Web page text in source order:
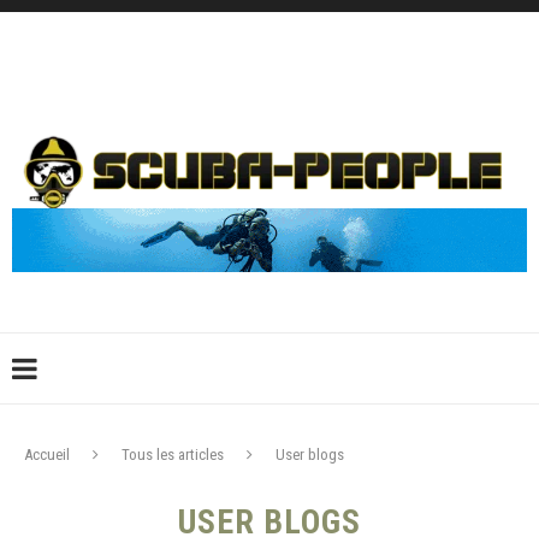
Accueil Tous les articles User blogs
USER BLOGS